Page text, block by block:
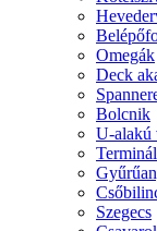
Omegák
Deck
Bolcnik
U-alakú
Szegecs